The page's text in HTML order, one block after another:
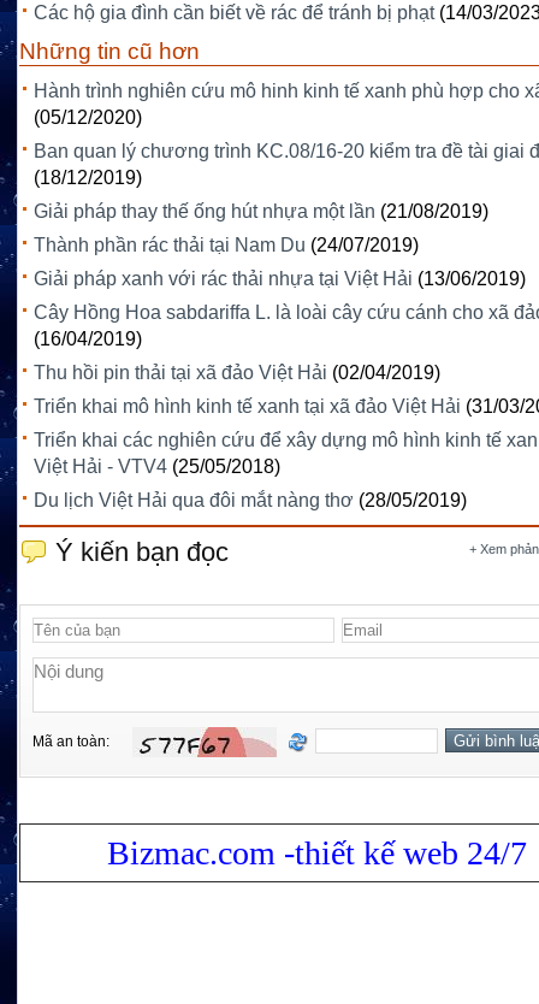
Các hộ gia đình cần biết về rác để tránh bị phạt (14/03/
Những tin cũ hơn
Hành trình nghiên cứu mô hinh kinh tế xanh phù hợp cho
(05/12/2020)
Ban quan lý chương trình KC.08/16-20 kiểm tra đề tài giai
(18/12/2019)
Giải pháp thay thế ống hút nhựa một lần (21/08/2019)
Thành phần rác thải tại Nam Du (24/07/2019)
Giải pháp xanh với rác thải nhựa tại Việt Hải (13/06/2019)
Cây Hồng Hoa sabdariffa L. là loài cây cứu cánh cho xã
(16/04/2019)
Thu hồi pin thải tại xã đảo Việt Hải (02/04/2019)
Triển khai mô hình kinh tế xanh tại xã đảo Việt Hải (31/03/
Triển khai các nghiên cứu để xây dựng mô hình kinh tế
Việt Hải - VTV4 (25/05/2018)
Du lịch Việt Hải qua đôi mắt nàng thơ (28/05/2019)
+ Xem
Ý kiến bạn đọc
Mã an toàn:
Bizmac.com -thiết kế web 24/7